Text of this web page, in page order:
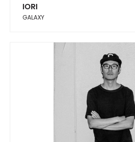
IORI
GALAXY